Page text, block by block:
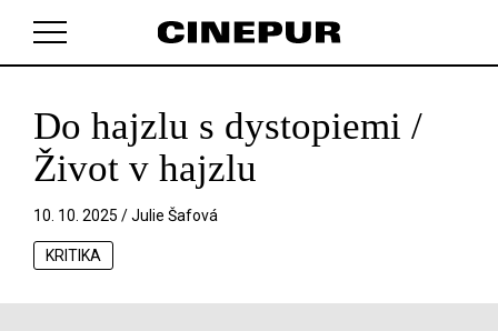
V košíku zatím nemáte žádné položky.
Do hajzlu s dystopiemi /
Život v hajzlu
10. 10. 2025 /Julie Šafová
KRITIKA